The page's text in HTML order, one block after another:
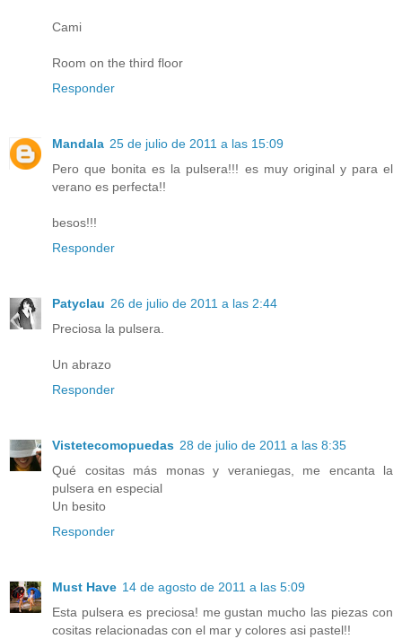
Cami
Room on the third floor
Responder
Mandala 25 de julio de 2011 a las 15:09
Pero que bonita es la pulsera!!! es muy original y para el
verano es perfecta!!
besos!!!
Responder
Patyclau 26 de julio de 2011 a las 2:44
Preciosa la pulsera.
Un abrazo
Responder
Vistetecomopuedas 28 de julio de 2011 a las 8:35
Qué cositas más monas y veraniegas, me encanta la
pulsera en especial
Un besito
Responder
Must Have 14 de agosto de 2011 a las 5:09
Esta pulsera es preciosa! me gustan mucho las piezas con
cositas relacionadas con el mar y colores asi pastel!!